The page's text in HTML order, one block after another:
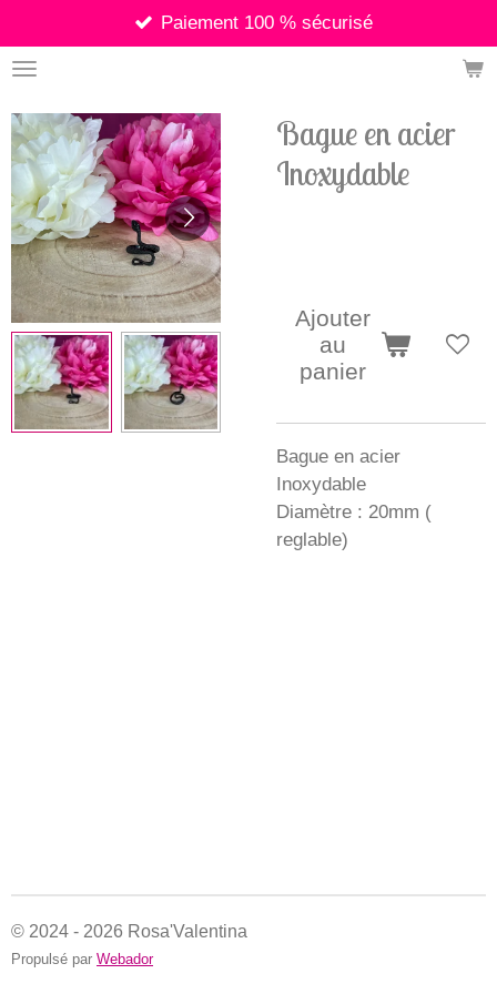
au
contenu
Paiement 100 % sécurisé
Bague en acier
Inoxydable
Ajouter
au
panier
Bague en acier
Inoxydable
Diamètre : 20mm (
reglable)
© 2024 - 2026 Rosa'Valentina
Propulsé par Webador